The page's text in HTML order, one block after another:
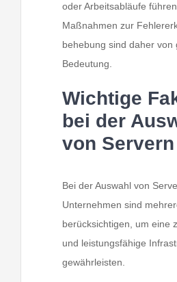
oder Arbeitsabläufe
Maßnahmen zur
behebung sind daher von
Bedeutung.
Wichtige
bei der
von Servern
Bei der Auswahl von
Unternehmen sind
berücksichtigen, um eine
und leistungsfähige
gewährleisten.